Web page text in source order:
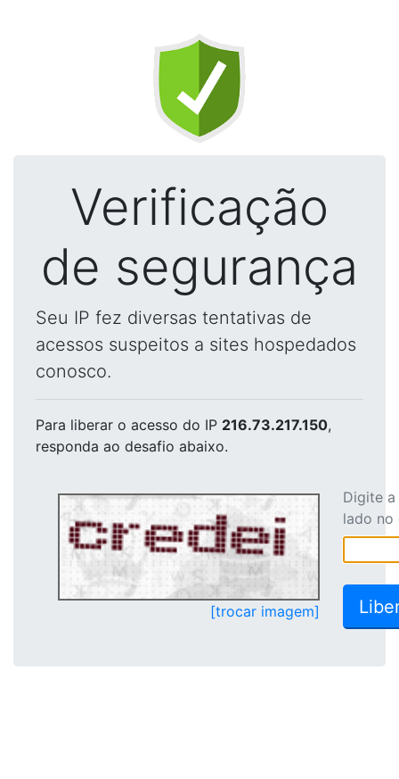
Verificação
de segurança
Seu IP fez diversas tentativas de
acessos suspeitos a sites hospedados
conosco.
Para liberar o acesso do IP 216.73.217.150,
responda ao desafio abaixo.
[trocar imagem]
Digite
lado no